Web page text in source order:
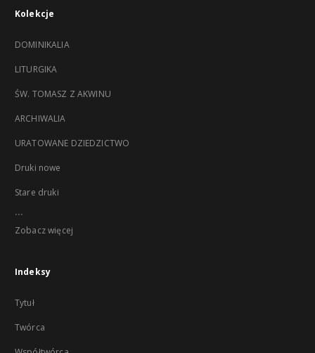
Kolekcje
DOMINIKALIA
LITURGIKA
ŚW. TOMASZ Z AKWINU
ARCHIWALIA
URATOWANE DZIEDZICTWO
Druki nowe
Stare druki
...
Zobacz więcej
Indeksy
Tytuł
Twórca